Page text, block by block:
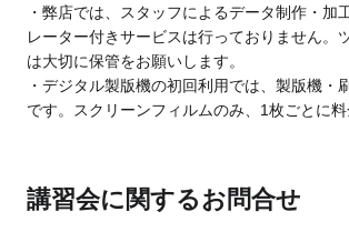
・弊店では、スタッフによるデータ制作・加
レーター付きサービスは行っておりません。
は大切に保管をお願いします。
・デジタル製版機の初回利用では、製版機・
です。スクリーンフィルムのみ、1枚ごとに料
講習会に関するお問合せ